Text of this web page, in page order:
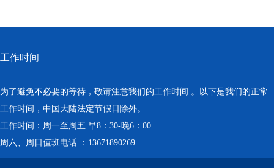
工作时间
为了避免不必要的等待，敬请注意我们的工作时间 。以下是我们的正常
工作时间，中国大陆法定节假日除外。
工作时间：周一至周五 早8：30-晚6：00
周六、周日值班电话 ：13671890269